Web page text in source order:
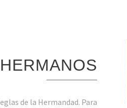
de la Hermandad. Para